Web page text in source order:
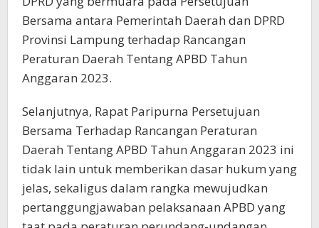
Bersama antara Pemerintah Daerah dan DPRD
Provinsi Lampung terhadap Rancangan
Peraturan Daerah Tentang APBD Tahun
Anggaran 2023.
Selanjutnya, Rapat Paripurna Persetujuan
Bersama Terhadap Rancangan Peraturan
Daerah Tentang APBD Tahun Anggaran 2023 ini
tidak lain untuk memberikan dasar hukum yang
jelas, sekaligus dalam rangka mewujudkan
pertanggungjawaban pelaksanaan APBD yang